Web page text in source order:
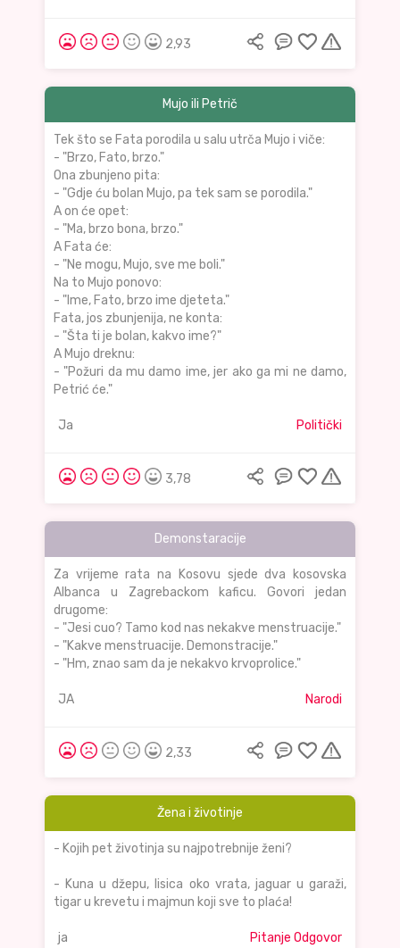
2,93
Mujo ili Petrič
Tek što se Fata porodila u salu utrča Mujo i viče:
- "Brzo, Fato, brzo."
Ona zbunjeno pita:
- "Gdje ću bolan Mujo, pa tek sam se porodila."
A on će opet:
- "Ma, brzo bona, brzo."
A Fata će:
- "Ne mogu, Mujo, sve me boli."
Na to Mujo ponovo:
- "Ime, Fato, brzo ime djeteta."
Fata, jos zbunjenija, ne konta:
- "Šta ti je bolan, kakvo ime?"
A Mujo dreknu:
- "Požuri da mu damo ime, jer ako ga mi ne damo,
Petrić će."
Ja Politički
3,78
Demonstaracije
Za vrijeme rata na Kosovu sjede dva kosovska
Albanca u Zagrebackom kaficu. Govori jedan
drugome:
- "Jesi cuo? Tamo kod nas nekakve menstruacije."
- "Kakve menstruacije. Demonstracije."
- "Hm, znao sam da je nekakvo krvoprolice."
JA Narodi
2,33
Žena i životinje
- Kojih pet životinja su najpotrebnije ženi?
- Kuna u džepu, lisica oko vrata, jaguar u garaži,
tigar u krevetu i majmun koji sve to plaća!
ja Pitanje Odgovor